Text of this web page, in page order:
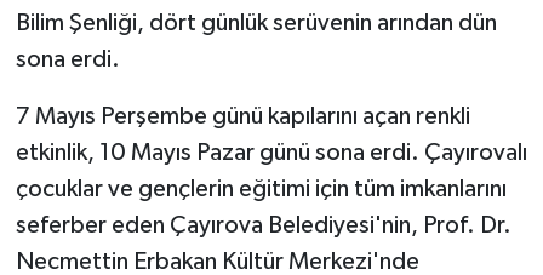
Bilim Şenliği, dört günlük serüvenin arından dün
sona erdi.
7 Mayıs Perşembe günü kapılarını açan renkli
etkinlik, 10 Mayıs Pazar günü sona erdi. Çayırovalı
çocuklar ve gençlerin eğitimi için tüm imkanlarını
seferber eden Çayırova Belediyesi'nin, Prof. Dr.
Necmettin Erbakan Kültür Merkezi'nde